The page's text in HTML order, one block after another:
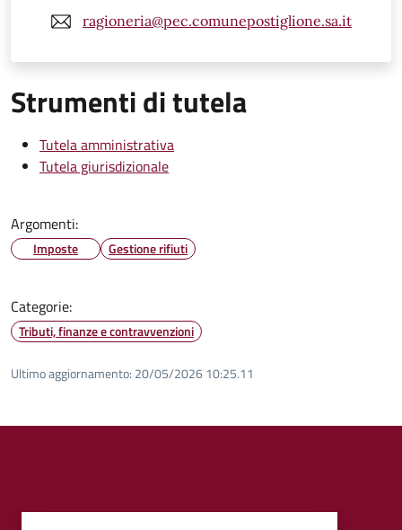
ragioneria@pec.comunepostiglione.sa.it
Strumenti di tutela
Tutela amministrativa
Tutela giurisdizionale
Argomenti:
Imposte Gestione rifiuti
Categorie:
Tributi, finanze e contravvenzioni
Ultimo aggiornamento: 20/05/2026 10:25.11